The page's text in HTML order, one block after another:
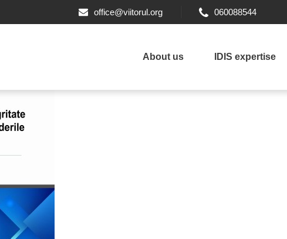
office@viitorul.org 060088544
About us IDIS expertise